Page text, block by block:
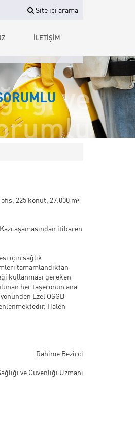
Site içi arama
İLETİŞİM
ve
225 konut, 27.000 m²
aşamasından itibaren
için sağlık
tamamlandıktan
kullanması gereken
her taşeronun ana
Ezel OSGB
Halen
Rahime Bezirci
ve Güvenliği Uzmanı